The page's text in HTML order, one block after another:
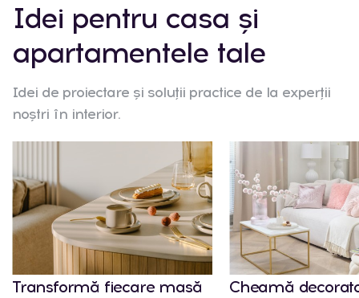
Idei pentru casa și
apartamentele tale
Idei de proiectare și soluții practice de la experții
noștri în interior.
Transformă fiecare masă
Cheamă